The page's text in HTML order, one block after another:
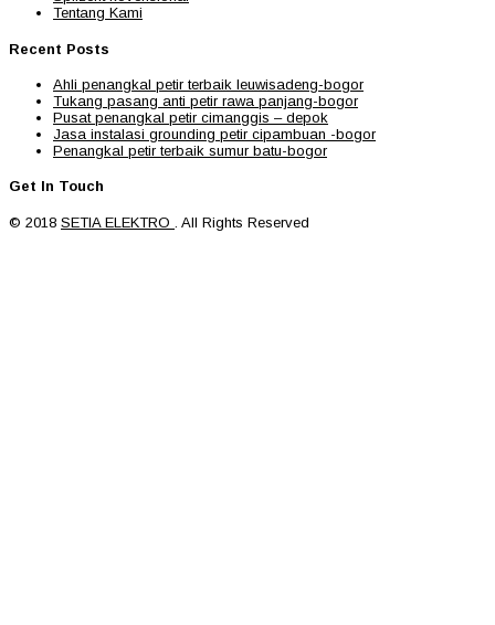
Tentang Kami
Recent Posts
Ahli penangkal petir terbaik leuwisadeng-bogor
Tukang pasang anti petir rawa panjang-bogor
Pusat penangkal petir cimanggis – depok
Jasa instalasi grounding petir cipambuan -bogor
Penangkal petir terbaik sumur batu-bogor
Get In Touch
© 2018 SETIA ELEKTRO . All Rights Reserved